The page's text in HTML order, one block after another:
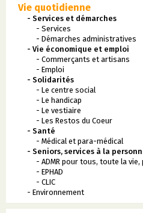
Vie quotidienne
- Services et démarches
- Services
- Démarches administratives
- Vie économique et emploi
- Commerçants et artisans
- Emploi
- Solidarités
- Le centre social
- Le handicap
- Le vestiaire
- Les Restos du Coeur
- Santé
- Médical et para-médical
- Seniors, services à la
- ADMR pour tous, toute la
- EPHAD
- CLIC
- Environnement